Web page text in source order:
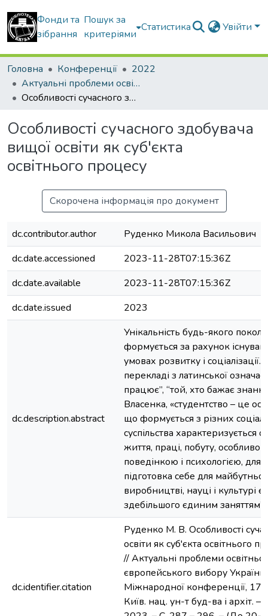
Фонди та
зібрання
Пошук за
критеріями
Статистика Увійти
Головна Конференції
2022
Актуальні проблеми освітнього процесу в контексті європейського вибору України матеріали V Міжнародної конференції (17 листопада 2022 року)
Особливості сучасного здобувача вищої освіти як суб'єкта освітнього процесу
Особливості сучасного здобувача
вищої освіти як суб'єкта
освітнього процесу
Скорочена інформація про документ
dc.contributor.author
Руденко Микола Васильович
dc.date.accessioned
2023-11-28T07:15:36Z
dc.date.available
2023-11-28T07:15:36Z
dc.date.issued
2023
dc.description.abstract
Унікальність будь-якого
формується за рахунок
умовах розвитку і
перекладі з латинської
працює”, “той, хто бажає
Власенка, «студентство – це
що формується з різних
суспільства
життя, праці, побуту,
поведінкою і психологією, для
підготовка себе для
виробництві, науці і культурі
здебільшого єдиним заняттям”.
dc.identifier.citation
Руденко М. В. Особливості
освіти як суб'єкта освітнього
// Актуальні проблеми
європейського вибору України
Міжнародної конференції, 17
Київ. нац. ун-т буд-ва і архіт.